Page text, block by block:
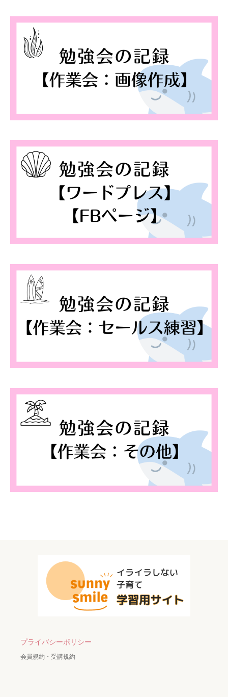
プライバシーポリシー
会員規約・受講規約